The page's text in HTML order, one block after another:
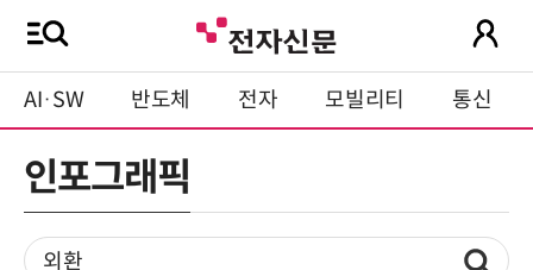
AI·SW 반도체 전자 모빌리티 통신
인포그래픽